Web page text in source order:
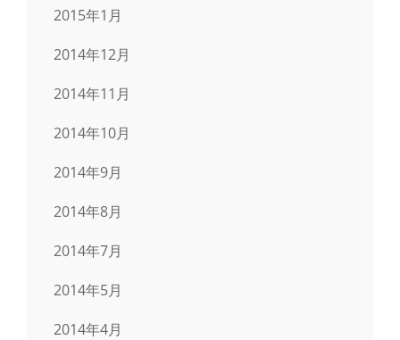
2015年1月
2014年12月
2014年11月
2014年10月
2014年9月
2014年8月
2014年7月
2014年5月
2014年4月